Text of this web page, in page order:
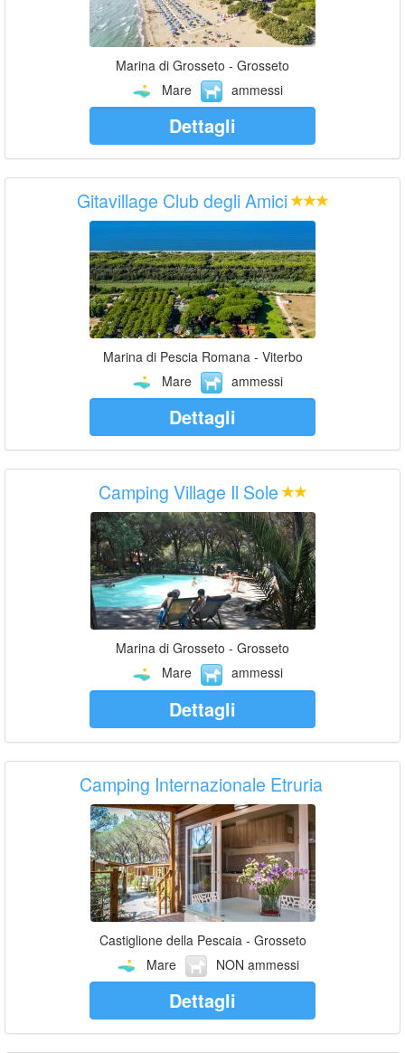
Marina di Grosseto - Grosseto
Mare
ammessi
Dettagli
Gitavillage Club degli Amici
Marina di Pescia Romana - Viterbo
Mare
ammessi
Dettagli
Camping Village Il Sole
Marina di Grosseto - Grosseto
Mare
ammessi
Dettagli
Camping Internazionale Etruria
Castiglione della Pescaia - Grosseto
Mare
NON ammessi
Dettagli